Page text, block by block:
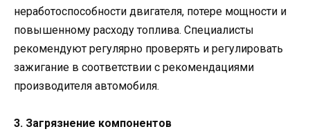
неработоспособности двигателя, потере мощности и
повышенному расходу топлива. Специалисты
рекомендуют регулярно проверять и регулировать
зажигание в соответствии с рекомендациями
производителя автомобиля.
3. Загрязнение компонентов